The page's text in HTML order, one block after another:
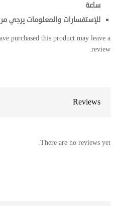
ساعة
للإستفسارات والمعلومات يرجي
purchased this product may leave a
review.
Reviews
There are no reviews yet.